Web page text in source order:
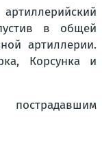
в общей
артиллерии.
Корсунка и